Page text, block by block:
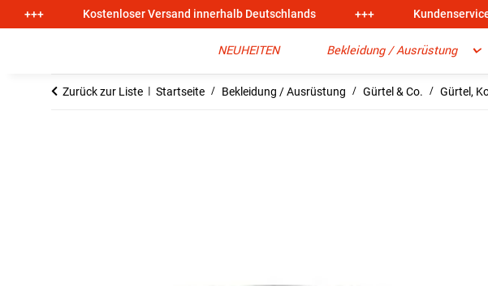
+++ Kostenloser Versand innerhalb Deutschlands +++
NEUHEITEN Bekleidung / Ausrüstung
Zurück zur Liste Startseite Bekleidung / Ausrüstung Gürtel & Co. Gürtel,